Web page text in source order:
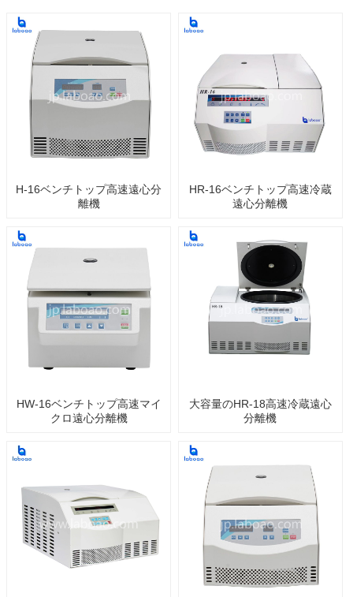
H-16ベンチトップ高速遠心分
離機
HR-16ベンチトップ高速冷蔵
遠心分離機
HW-16ベンチトップ高速マイ
クロ遠心分離機
大容量のHR-18高速冷蔵遠心
分離機